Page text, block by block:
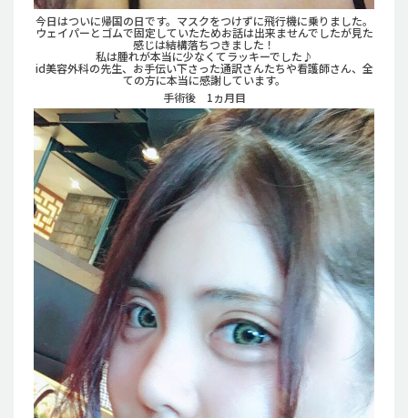
今日はついに帰国の日です。マスクをつけずに飛行機に乗りました。
ウェイパーとゴムで固定していたためお話は出来ませんでしたが見た
感じは結構落ちつきました！
私は腫れが本当に少なくてラッキーでした♪
id美容外科の先生、お手伝い下さった通訳さんたちや看護師さん、全
ての方に本当に感謝しています。
手術後 1ヵ月目